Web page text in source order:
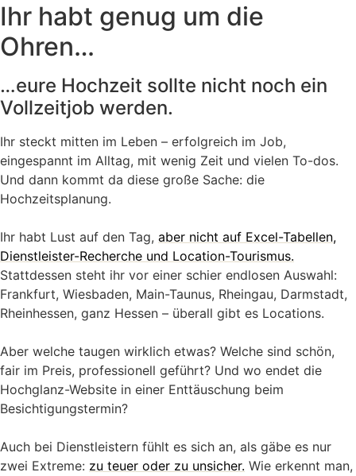
Ihr habt genug um die
Ohren…
…eure Hochzeit sollte nicht noch ein
Vollzeitjob werden.
Ihr steckt mitten im Leben – erfolgreich im Job,
eingespannt im Alltag, mit wenig Zeit und vielen To-dos.
Und dann kommt da diese große Sache: die
Hochzeitsplanung.
Ihr habt Lust auf den Tag, aber nicht auf Excel-Tabellen,
Dienstleister-Recherche und Location-Tourismus.
Stattdessen steht ihr vor einer schier endlosen Auswahl:
Frankfurt, Wiesbaden, Main-Taunus, Rheingau, Darmstadt,
Rheinhessen, ganz Hessen – überall gibt es Locations.
Aber welche taugen wirklich etwas? Welche sind schön,
fair im Preis, professionell geführt? Und wo endet die
Hochglanz-Website in einer Enttäuschung beim
Besichtigungstermin?
Auch bei Dienstleistern fühlt es sich an, als gäbe es nur
zwei Extreme: zu teuer oder zu unsicher. Wie erkennt man,